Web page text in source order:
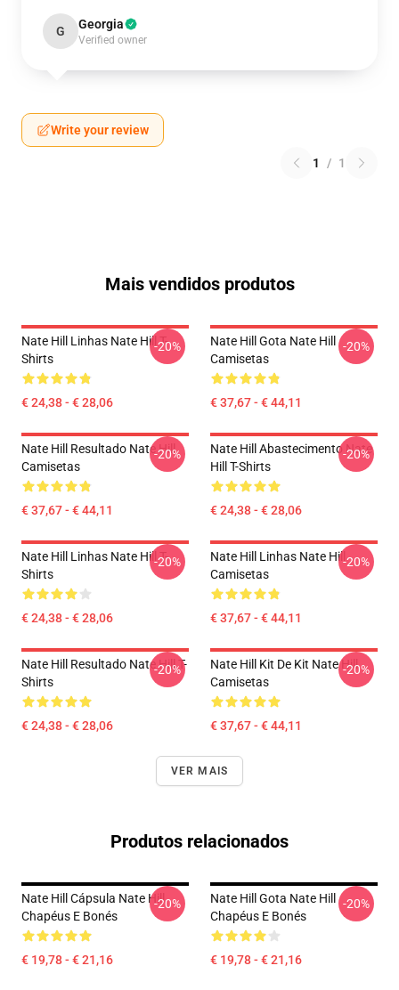
G Georgia
Verified owner
Write your review
1 / 1
Mais vendidos produtos
Nate Hill Linhas Nate Hill T-
Shirts
€ 24,38 - € 28,06
-20%
Nate Hill Gota Nate Hill
Camisetas
€ 37,67 - € 44,11
-20%
Nate Hill Resultado Nate Hill
Camisetas
€ 37,67 - € 44,11
-20%
Nate Hill Abastecimento Nate
Hill T-Shirts
€ 24,38 - € 28,06
-20%
Nate Hill Linhas Nate Hill T-
Shirts
€ 24,38 - € 28,06
-20%
Nate Hill Linhas Nate Hill
Camisetas
€ 37,67 - € 44,11
-20%
Nate Hill Resultado Nate Hill T-
Shirts
€ 24,38 - € 28,06
-20%
Nate Hill Kit De Kit Nate Hill
Camisetas
€ 37,67 - € 44,11
-20%
VER MAIS
Produtos relacionados
Nate Hill Cápsula Nate Hill
Chapéus E Bonés
€ 19,78 - € 21,16
-20%
Nate Hill Gota Nate Hill
Chapéus E Bonés
€ 19,78 - € 21,16
-20%